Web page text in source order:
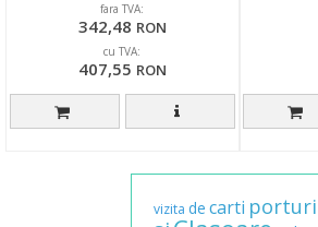
fara TVA:
342,48 RON
cu TVA:
407,55 RON
vizita de carti porturi